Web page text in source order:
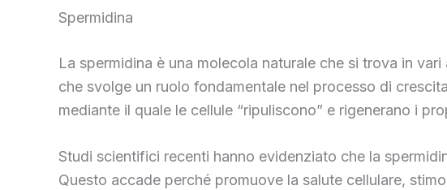
Spermidina
La spermidina è una molecola naturale che si trova in
che svolge un ruolo fondamentale nel processo di
mediante il quale le cellule “ripuliscono” e rigenerano i
Studi scientifici recenti hanno evidenziato che la
Questo accade perché promuove la salute cellulare,